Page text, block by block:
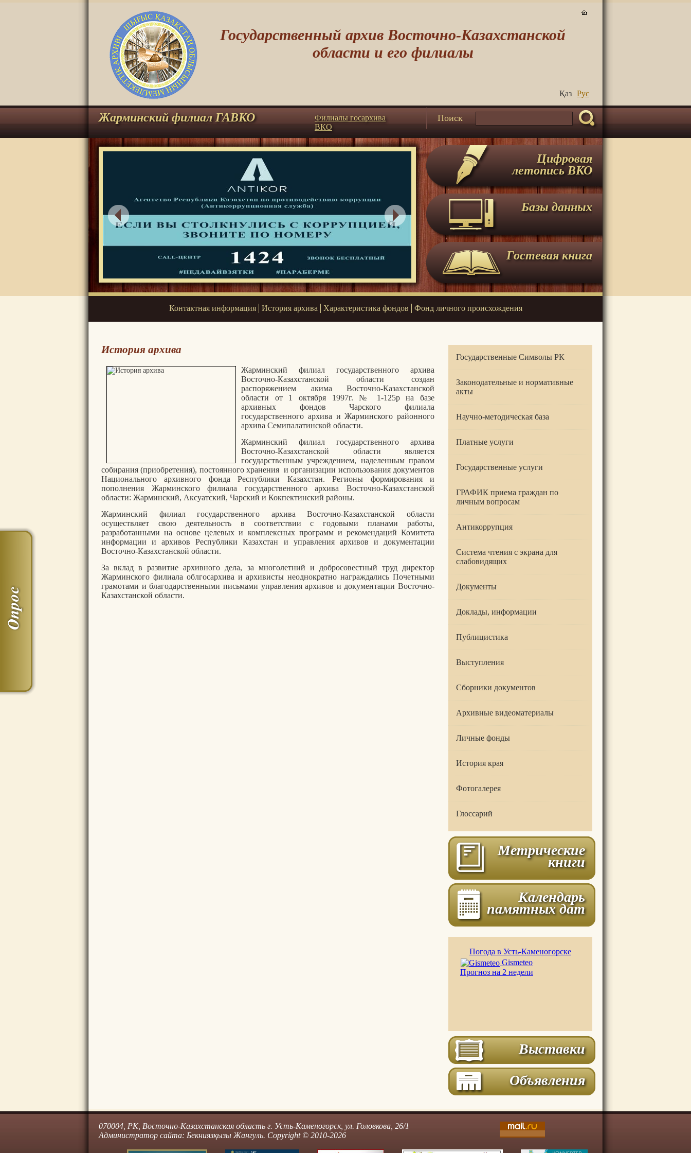
Государственный архив Восточно-Казахстанской
области и его филиалы
Қаз Руc
Жарминский филиал ГАВКО
Филиалы госархива
ВКО
Поиск
Цифровая
летопись ВКО
Базы данных
Гостевая книга
Контактная информация История архива Характеристика фондов Фонд личного происхождения
История архива
Жарминский филиал государственного архива
Восточно-Казахстанской области создан
распоряжением акима Восточно-Казахстанской
области от 1 октября 1997г. № 1-125р на базе
архивных фондов Чарского филиала
государственного архива и Жарминского районного
архива Семипалатинской области.
Жарминский филиал государственного архива
Восточно-Казахстанской области является
государственным учреждением, наделенным правом
собирания (приобретения), постоянного хранения и организации использования документов
Национального архивного фонда Республики Казахстан. Регионы формирования и
пополнения Жарминского филиала государственного архива Восточно-Казахстанской
области: Жарминский, Аксуатский, Чарский и Кокпектинский районы.
Жарминский филиал государственного архива Восточно-Казахстанской области
осуществляет свою деятельность в соответствии с годовыми планами работы,
разработанными на основе целевых и комплексных программ и рекомендаций Комитета
информации и архивов Республики Казахстан и управления архивов и документации
Восточно-Казахстанской области.
За вклад в развитие архивного дела, за многолетний и добросовестный труд директор
Жарминского филиала облгосархива и архивисты неоднократно награждались Почетными
грамотами и благодарственными письмами управления архивов и документации Восточно-
Казахстанской области.
Государственные Символы РК
Законодательные и нормативные
акты
Научно-методическая база
Платные услуги
Государственные услуги
ГРАФИК приема граждан по
личным вопросам
Антикоррупция
Система чтения с экрана для
слабовидящих
Документы
Доклады, информации
Публицистика
Выступления
Сборники документов
Архивные видеоматериалы
Личные фонды
История края
Фотогалерея
Глоссарий
Метрические
книги
Календарь
памятных дат
Погода в Усть-Каменогорске
Gismeteo
Прогноз на 2 недели
Выставки
Объявления
070004, РК, Восточно-Казахстанская область г. Усть-Каменогорск, ул. Головкова, 26/1
Администратор сайта: Бекниязқызы Жангуль. Copyright © 2010-2026